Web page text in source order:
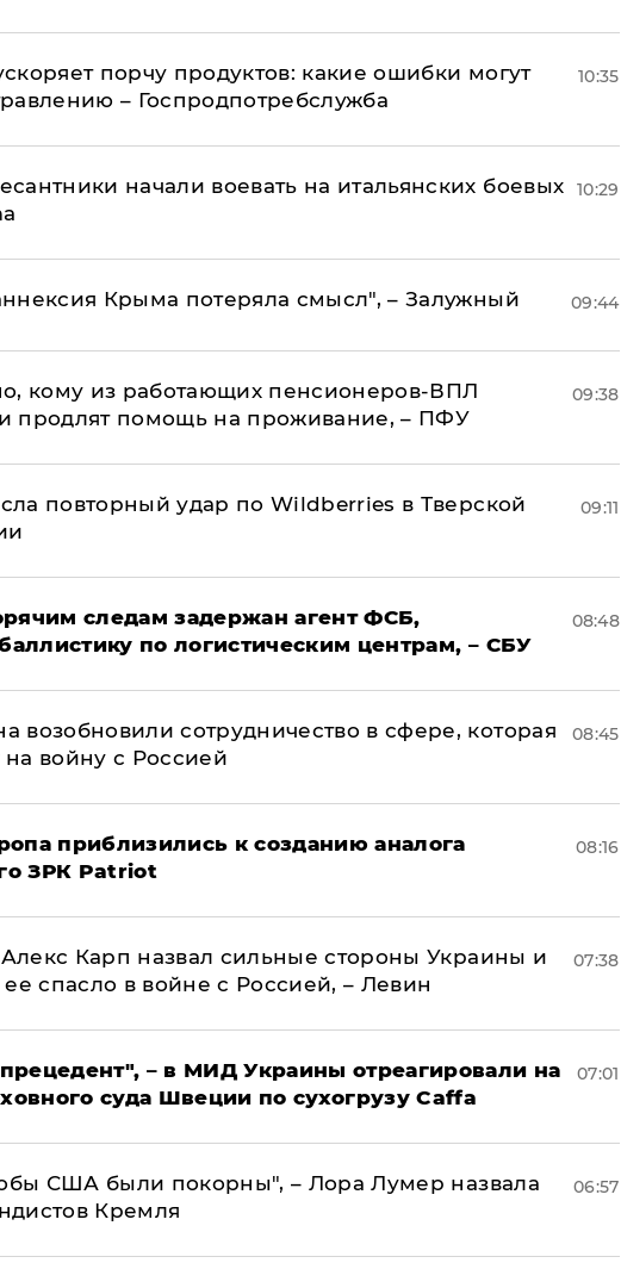
порчу продуктов: какие ошибки могут
– Госпродпотребслужба
10:35
начали воевать на итальянских боевых
10:29
Крыма потеряла смысл", – Залужный 09:44
кому из работающих пенсионеров-ВПЛ
продлят помощь на проживание, – ПФУ
09:38
повторный удар по Wildberries в Тверской
09:11
следам задержан агент ФСБ,
по логистическим центрам, – СБУ
08:48
возобновили сотрудничество в сфере, которая
войну с Россией
08:45
приблизились к созданию аналога
ЗРК Patriot
08:16
Алекс Карп назвал сильные стороны Украины и
ее спасло в войне с Россией, – Левин
07:38
– в МИД Украины отреагировали на
суда Швеции по сухогрузу Caffa
07:01
США были покорны", – Лора Лумер назвала
Кремля
06:57